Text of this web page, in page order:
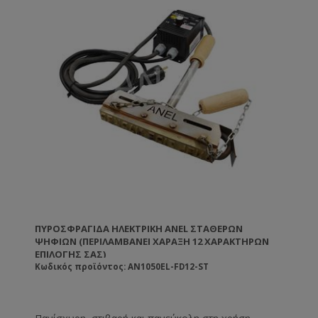
ΜΗΚΟΣ x 12cm ΠΛΑΤΟΣ x 13cm ΥΨΟΣ
ΠΥΡΟΣΦΡΑΓΊΔΑ ΗΛΕΚΤΡΙΚΉ ANEL ΣΤΑΘΕΡΏΝ
ΨΗΦΊΩΝ (ΠΕΡΙΛΑΜΒΆΝΕΙ ΧΆΡΑΞΗ 12 ΧΑΡΑΚΤΉΡΩΝ
ΕΠΙΛΟΓΉΣ ΣΑΣ)
Κωδικός προϊόντος: AN1050EL-FD12-ST